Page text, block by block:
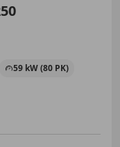
59 kW (80 PK)